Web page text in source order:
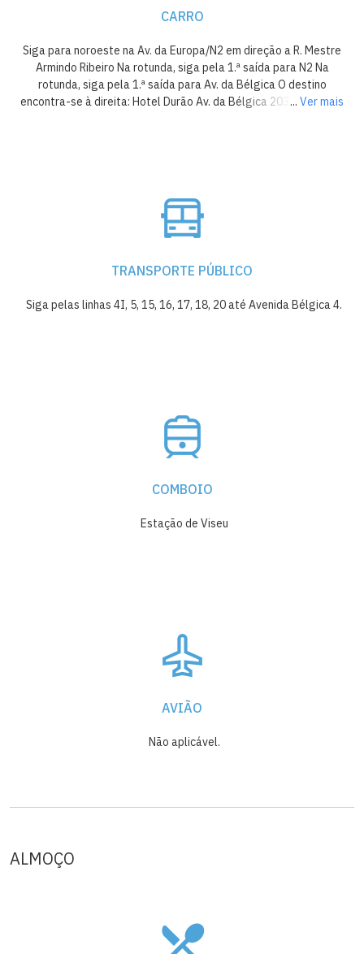
CARRO
Siga para noroeste na Av. da Europa/N2 em direção a R. Mestre
Armindo Ribeiro Na rotunda, siga pela 1.ª saída para N2 Na
rotunda, siga pela 1.ª saída para Av. da Bélgica O destino
encontra-se à direita: Hotel Durão Av. da Bélgica 203, 3510-159
... Ver mais
TRANSPORTE PÚBLICO
Siga pelas linhas 4I, 5, 15, 16, 17, 18, 20 até Avenida Bélgica 4.
COMBOIO
Estação de Viseu
AVIÃO
Não aplicável.
ALMOÇO